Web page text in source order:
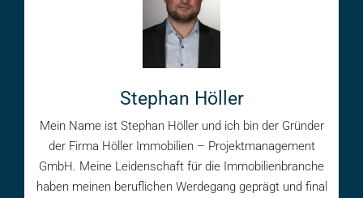
Stephan Höller
Mein Name ist Stephan Höller und ich bin der Gründer
der Firma Höller Immobilien – Projektmanagement
GmbH. Meine Leidenschaft für die Immobilienbranche
haben meinen beruflichen Werdegang geprägt und final